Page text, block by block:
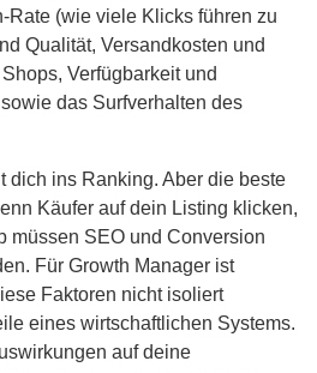
Rate (wie viele Klicks führen zu
Qualität, Versandkosten und
Verfügbarkeit und
das Surfverhalten des
dich ins Ranking. Aber die beste
Käufer auf dein Listing klicken,
müssen SEO und Conversion
Für Growth Manager ist
Faktoren nicht isoliert
eines wirtschaftlichen Systems.
auf deine